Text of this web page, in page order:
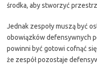
środka, aby stworzyć
Jednak zespoły muszą być
obowiązków defensywnych
powinni być gotowi cofnąć
że zespół pozostaje